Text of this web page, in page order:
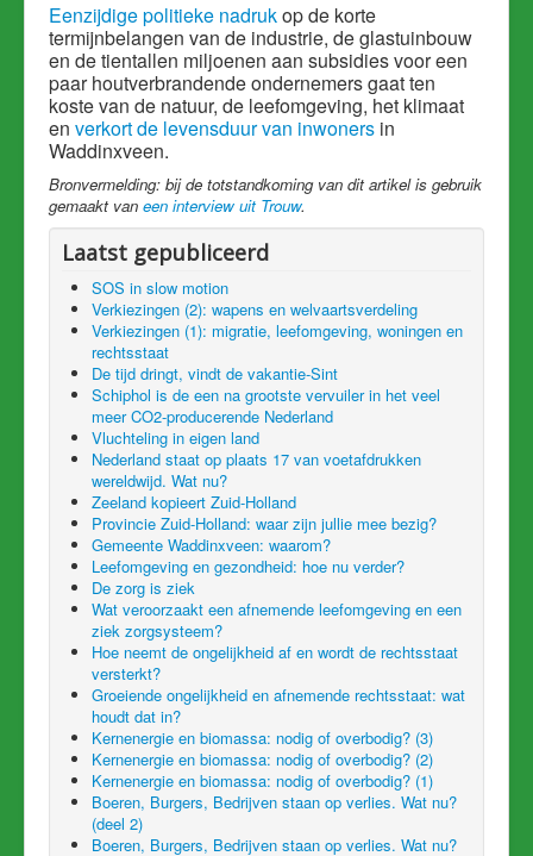
Eenzijdige politieke nadrukop de korte
termijnbelangen van de industrie, de glastuinbouw
en de tientallen miljoenen aan subsidies voor een
paar houtverbrandende ondernemers gaat ten
koste van de natuur, de leefomgeving, het klimaat
en verkort de levensduur van inwoners in
Waddinxveen.
Bronvermelding: bij de totstandkoming van dit artikel is gebruik
gemaakt van een interview uit Trouw.
Laatst gepubliceerd
SOS in slow motion
Verkiezingen (2): wapens en welvaartsverdeling
Verkiezingen (1): migratie, leefomgeving, woningen en
rechtsstaat
De tijd dringt, vindt de vakantie-Sint
Schiphol is de een na grootste vervuiler in het veel
meer CO2-producerende Nederland
Vluchteling in eigen land
Nederland staat op plaats 17 van voetafdrukken
wereldwijd. Wat nu?
Zeeland kopieert Zuid-Holland
Provincie Zuid-Holland: waar zijn jullie mee bezig?
Gemeente Waddinxveen: waarom?
Leefomgeving en gezondheid: hoe nu verder?
De zorg is ziek
Wat veroorzaakt een afnemende leefomgeving en een
ziek zorgsysteem?
Hoe neemt de ongelijkheid af en wordt de rechtsstaat
versterkt?
Groeiende ongelijkheid en afnemende rechtsstaat: wat
houdt dat in?
Kernenergie en biomassa: nodig of overbodig? (3)
Kernenergie en biomassa: nodig of overbodig? (2)
Kernenergie en biomassa: nodig of overbodig? (1)
Boeren, Burgers, Bedrijven staan op verlies. Wat nu?
(deel 2)
Boeren, Burgers, Bedrijven staan op verlies. Wat nu?